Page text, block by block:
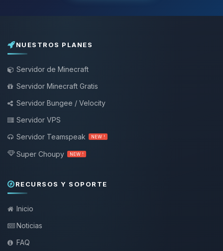
NUESTROS PLANES
Servidor de Minecraft
Servidor Minecraft Gratis
Servidor Bungee / Velocity
Servidor VPS
Servidor Teamspeak
NEW !
Super Choupy NEW !
RECURSOS Y SOPORTE
Inicio
Noticias
FAQ